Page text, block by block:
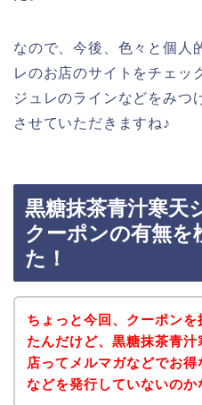
なので、今後、色々と個人
レのお店のサイトをチェッ
ジュレのラインなどをみつ
させていただきますね♪
黒糖抹茶青汁寒天
クーポンの有無を
た！
ちょっと今回、クーポンを
たんだけど、黒糖抹茶青汁
店ってメルマガなどでお
などを発行していないのか